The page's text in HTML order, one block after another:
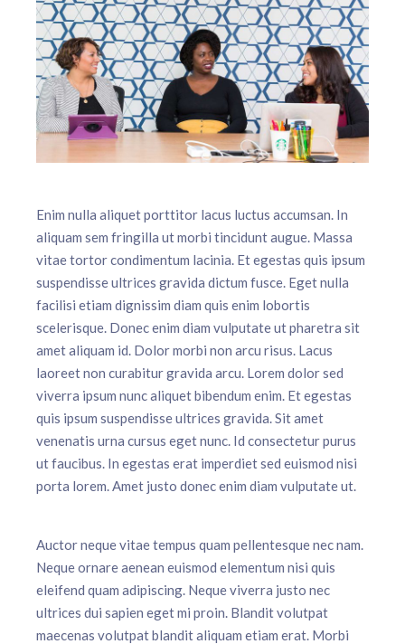
Enim nulla aliquet porttitor lacus luctus accumsan. In
aliquam sem fringilla ut morbi tincidunt augue. Massa
vitae tortor condimentum lacinia. Et egestas quis ipsum
suspendisse ultrices gravida dictum fusce. Eget nulla
facilisi etiam dignissim diam quis enim lobortis
scelerisque. Donec enim diam vulputate ut pharetra sit
amet aliquam id. Dolor morbi non arcu risus. Lacus
laoreet non curabitur gravida arcu. Lorem dolor sed
viverra ipsum nunc aliquet bibendum enim. Et egestas
quis ipsum suspendisse ultrices gravida. Sit amet
venenatis urna cursus eget nunc. Id consectetur purus
ut faucibus. In egestas erat imperdiet sed euismod nisi
porta lorem. Amet justo donec enim diam vulputate ut.
Auctor neque vitae tempus quam pellentesque nec nam.
Neque ornare aenean euismod elementum nisi quis
eleifend quam adipiscing. Neque viverra justo nec
ultrices dui sapien eget mi proin. Blandit volutpat
maecenas volutpat blandit aliquam etiam erat. Morbi